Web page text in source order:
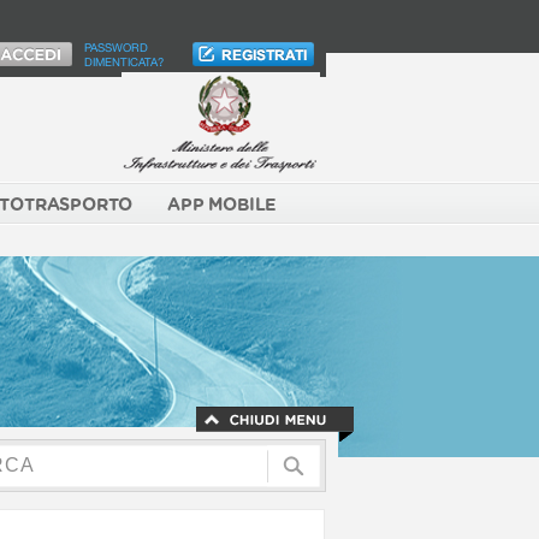
PASSWORD
DIMENTICATA?
APP MOBILE